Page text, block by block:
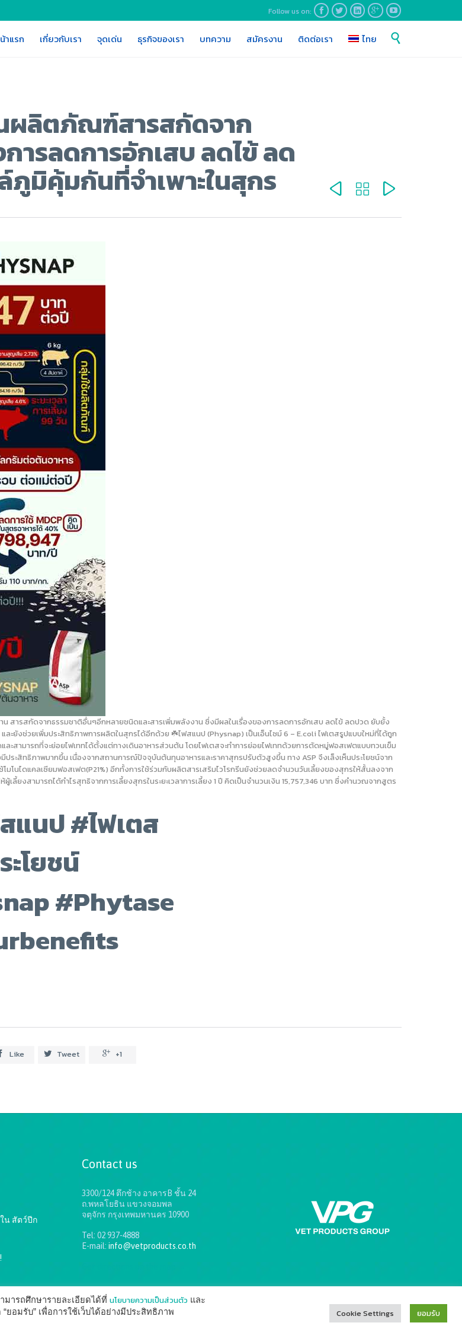
Follow us on:     
Skip
to
าแรก เกี่ยวกับเรา จุดเด่น ธุรกิจของเรา บทความ สมัครงาน ติดต่อเรา ไทย 
ผลิตภัณฑ์สารสกัดจาก
ารลดการอักเสบ ลดไข้ ลด
มิคุ้มกันที่จำเพาะในสุกร   
สารสกัดจากธรรมชาติอื่นๆอีกหลายชนิดและสารเพิ่มพลังงาน ซึ่งมีผลในเรื่องของการลดการอักเสบ ลดไข้ ลดปวด ยับยั้ง
ะยังช่วยเพิ่มประสิทธิภาพการผลิตในสุกรได้อีกด้วย ☘️ไฟสแนป (Physnap) เป็นเอ็นไซม์ 6 – E.coli ไฟเตสรูปแบบใหม่ที่ได้ถูก
ะสามารถที่จะย่อยไฟเททได้ตั้งแต่ทางเดินอาหารส่วนต้น โดยไฟเตสจะทำการย่อยไฟเททด้วยการตัดหมู่ฟอสเฟตแบบทวนเข็ม
ะสิทธิภาพมากขึ้น เนื่องจากสถานการณ์ปัจจุบันต้นทุนอาหารและราคาสุกรปรับตัวสูงขึ้น ทาง ASP จึงเล็งเห็นประโยชน์จาก
โนไดแคลเซียมฟอสเฟต(P21%) อีกทั้งการใช้ร่วมกับผลิตสารเสริมไวโรกรีนยังช่วยลดจำนวนวันเลี้ยงของสุกรให้สั้นลงจาก
ลี้ยงสามารถได้กำไรสุทธิจากการเลี้ยงสุกรในระยะเวลาการเลี้ยง 1 ปี คิดเป็นจำนวนเงิน 15,757,346 บาท ซึ่งคำนวณจากสูตร
แนป #ไฟเตส
โยชน์
#Phytase
Like  Tweet  +1
น สัตว์ปีก
Contact us
3300/124 ตึกช้าง อาคารB ชั้น 24
ถ.พหลโยธิน แขวงจอมพล
จตุจักร กรุงเทพมหานคร 10900
Tel: 02 937-4888
E-mail: info@vetproducts.co.th
For customer 02-937-4888
ารถศึกษารายละเอียดได้ที่ นโยบายความเป็นส่วนตัว และ
อมรับ” เพื่อการใช้เว็บได้อย่างมีประสิทธิภาพ
Cookie Settings ยอมรับ